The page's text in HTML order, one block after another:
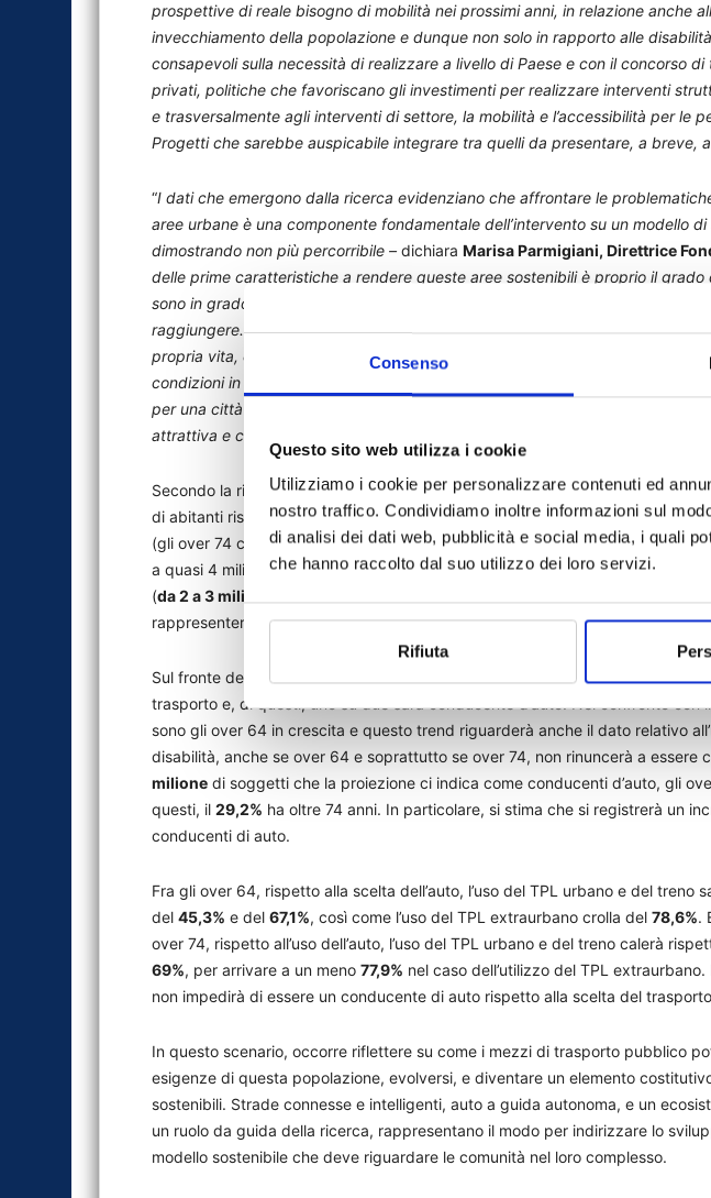
Consenso
Questo sito web utilizza i cookie
Utilizziamo i cookie per personalizzare contenuti ed
nostro traffico. Condividiamo inoltre informazioni sul
di analisi dei dati web, pubblicità e social media, i quali
che hanno raccolto dal suo utilizzo dei loro servizi.
Rifiuta
prospettive di reale bisogno di mobilità nei prossimi anni, in relazione anche
invecchiamento della popolazione e dunque non solo in rapporto alle
consapevoli sulla necessità di realizzare a livello di Paese e con il concorso
privati, politiche che favoriscano gli investimenti per realizzare interventi
e trasversalmente agli interventi di settore, la mobilità e l’accessibilità per le
Progetti che sarebbe auspicabile integrare tra quelli da presentare, a breve,
“I dati che emergono dalla ricerca evidenziano che affrontare le
aree urbane è una componente fondamentale dell’intervento su un modello
dimostrando non più percorribile – dichiara Marisa Parmigiani, Direttrice
delle prime caratteristiche a rendere queste aree sostenibili è proprio il
sono in grado di offrire in primo luogo ai loro cittadini, ma altresì a tutti coloro
raggiungere. Accessibilità per i più fragili significa migliore accessibilità per
propria vita, con una generale e complessiva miglior qualità della vita,
condizioni in cui risorse/competenze e talenti possono essere impiegati al
per una città significa condannarsi a non valorizzare tutte le opportunità,
attrattiva e così competitiva
Secondo la ricerca, tra 40 anni, l’Italia sarà meno popolata rispetto a quella
di abitanti rispetto agli attuali60 milioni, -10%) e caratterizzata da un
(gli over 74 cresceranno del 70%) e da un incremento del numero delle
a quasi 4 milioni di unità). In particolare, aumenterà del51%il numero delle
(da 2 a 3 milioni
rappresenteranno il 64,1% della popolazione con disabilità rispetto all’attuale
Sul fronte della mobilità,
di persone con disabilità
trasporto e, di questi, uno su due sarà conducente d’auto. Nel confronto con
sono gli over 64 in crescita e questo trend riguarderà anche il dato relativo
disabilità, anche se over 64 e soprattutto se over 74, non rinuncerà a essere
milione di soggetti che la proiezione ci indica come conducenti d’auto, gli
questi, il 29,2% ha oltre 74 anni. In particolare, si stima che si registrerà un
conducenti di auto.
Fra gli over 64, rispetto alla scelta dell’auto, l’uso del TPL urbano e del treno
del 45,3% e del 67,1%, così come l’uso del TPL extraurbano crolla del 78,6%.
over 74, rispetto all’uso dell’auto, l’uso del TPL urbano e del treno calerà
69%, per arrivare a un meno 77,9% nel caso dell’utilizzo del TPL extraurbano.
non impedirà di essere un conducente di auto rispetto alla scelta del
In questo scenario, occorre riflettere su come i mezzi di trasporto pubblico
esigenze di questa popolazione, evolversi, e diventare un elemento
sostenibili. Strade connesse e intelligenti, auto a guida autonoma, e un
un ruolo da guida della ricerca, rappresentano il modo per indirizzare lo
modello sostenibile che deve riguardare le comunità nel loro complesso.